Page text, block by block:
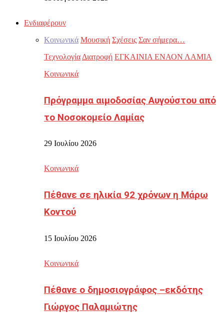
Ενδιαφέρουν
Κοινωνικά Μουσική Σχέσεις Σαν σήμερα…
Τεχνολογία Διατροφή ΕΓΚΑΙΝΙΑ ΕΝΑΟΝ ΛΑΜΙΑ
Κοινωνικά
Πρόγραμμα αιμοδοσίας Αυγούστου από
το Νοσοκομείο Λαμίας
29 Ιουλίου 2026
Κοινωνικά
Πέθανε σε ηλικία 92 χρόνων η Μάρω
Κοντού
15 Ιουλίου 2026
Κοινωνικά
Πέθανε ο δημοσιογράφος –εκδότης
Γιώργος Παλαμιώτης